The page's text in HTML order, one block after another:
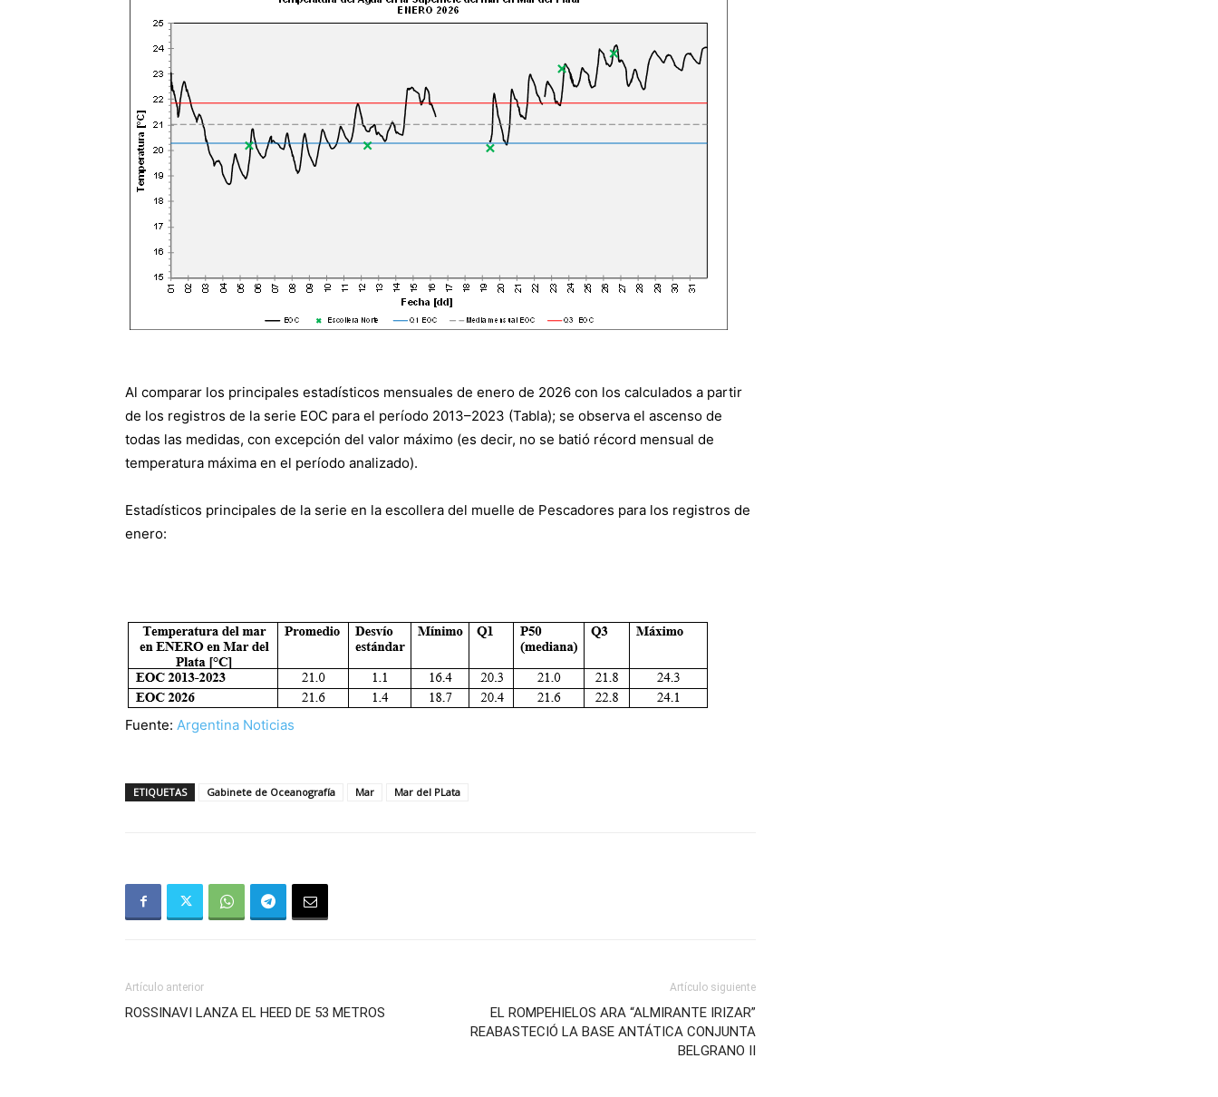
Al comparar los principales estadísticos mensuales de enero de 2026 con los calculados a partir
de los registros de la serie EOC para el período 2013–2023 (Tabla); se observa el ascenso de
todas las medidas, con excepción del valor máximo (es decir, no se batió récord mensual de
temperatura máxima en el período analizado).
Estadísticos principales de la serie en la escollera del muelle de Pescadores para los registros de
enero:
Fuente: Argentina Noticias
ETIQUETAS Gabinete de Oceanografía Mar Mar del PLata
Artículo anterior
ROSSINAVI LANZA EL HEED DE 53 METROS
Artículo siguiente
EL ROMPEHIELOS ARA “ALMIRANTE IRIZAR”
REABASTECIÓ LA BASE ANTÁTICA CONJUNTA
BELGRANO II